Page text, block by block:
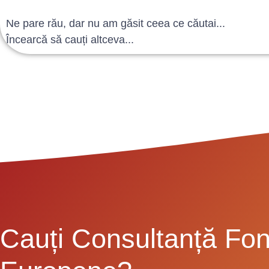
Ne pare rău, dar nu am găsit ceea ce căutai...
Încearcă să cauți altceva...
Cauți Consultanță